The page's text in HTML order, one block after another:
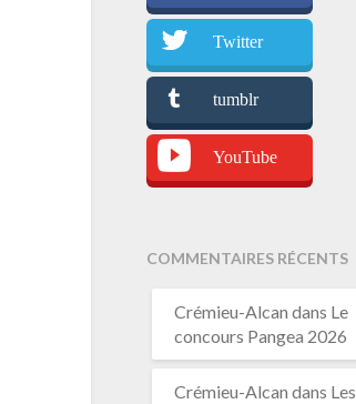
Twitter
tumblr
YouTube
COMMENTAIRES RÉCENTS
Crémieu-Alcan dans Le
concours Pangea 2026
Crémieu-Alcan dans Les